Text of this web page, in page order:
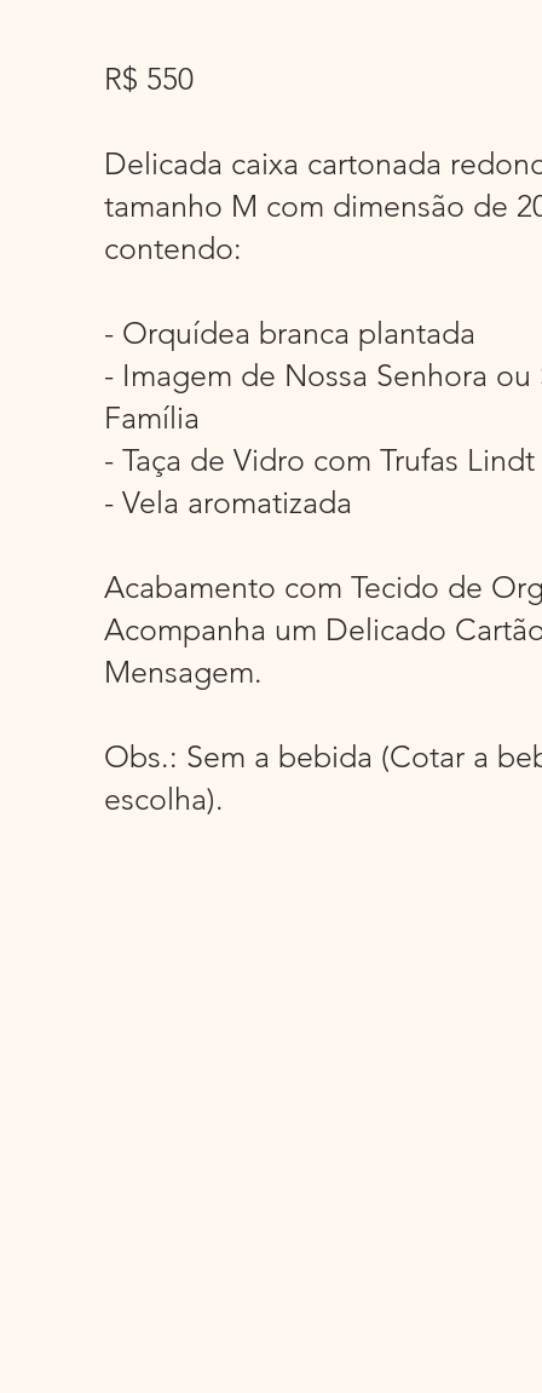
R$ 550
Delicada caixa cartonada
tamanho M com dimensão de
contendo:
- Orquídea branca plantada
- Imagem de Nossa Senhora ou
Família
- Taça de Vidro com Trufas Lindt
- Vela aromatizada
Acabamento com Tecido de
Acompanha um Delicado
Mensagem.
Obs.: Sem a bebida (Cotar a
escolha).